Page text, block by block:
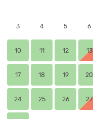
3 4 5 6
10 11 12 13
17 18 19 20
24 25 26 27